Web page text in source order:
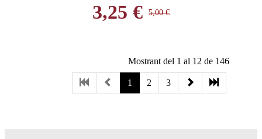
5,00 €
3,25 €
Mostrant del 1 al 12 de 146
1 2 3